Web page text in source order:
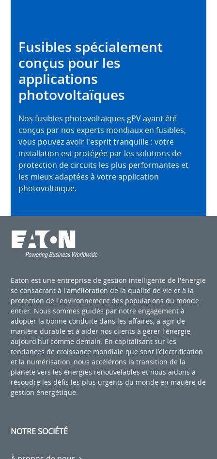
Fusibles spécialement
conçus pour les
applications
photovoltaïques
Nos fusibles photovoltaïques gPV ayant été
conçus par nos experts mondiaux en fusibles,
vous pouvez avoir l'esprit tranquille : votre
installation est protégée par les solutions de
protection de circuits les plus performantes et
les mieux adaptées à votre application
photovoltaïque.
Eaton est une entreprise de gestion intelligente de l'énergie
se consacrant à l'amélioration de la qualité de vie et à la
protection de l'environnement des populations du monde
entier. Nous sommes guidés par notre engagement à
adopter la bonne conduite dans les affaires, à agir de
manière durable et à aider nos clients à gérer l'énergie,
aujourd'hui comme demain. En capitalisant sur les
tendances de croissance mondiale que sont l’électrification
et la numérisation, nous accélérons la transition de la
planète vers les énergies renouvelables et nous aidons à
résoudre les défis les plus urgents du monde en matière de
gestion énergétique.
NOTRE SOCIÉTÉ